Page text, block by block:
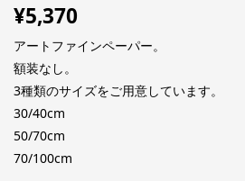
¥5,370
アートファインペーパー。
額装なし。
3種類のサイズをご用意しています。
30/40cm
50/70cm
70/100cm